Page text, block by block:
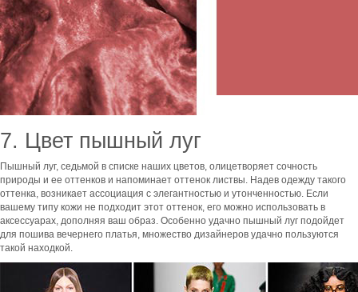
7. Цвет пышный луг
Пышный луг, седьмой в списке наших цветов, олицетворяет сочность
природы и ее оттенков и напоминает оттенок листвы. Надев одежду такого
оттенка, возникает ассоциация с элегантностью и утонченностью. Если
вашему типу кожи не подходит этот оттенок, его можно использовать в
аксессуарах, дополняя ваш образ. Особенно удачно пышный луг подойдет
для пошива вечернего платья, множество дизайнеров удачно пользуются
такой находкой.